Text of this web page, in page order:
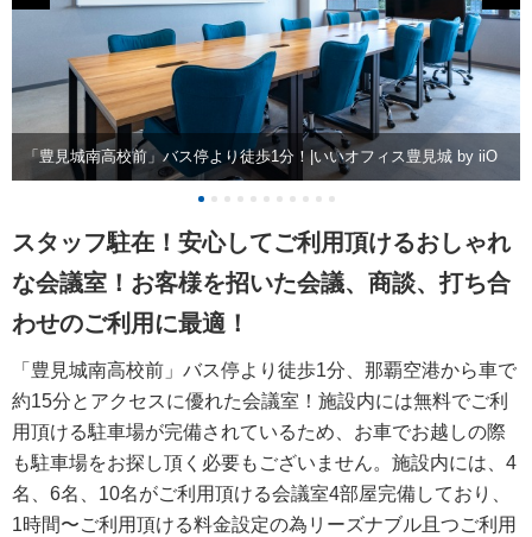
「豊見城南高校前」バス停より徒歩1分！|いいオフィス豊見城 by iiO
スタッフ駐在！安心してご利用頂けるおしゃれ
な会議室！お客様を招いた会議、商談、打ち合
わせのご利用に最適！
「豊見城南高校前」バス停より徒歩1分、那覇空港から車で
約15分とアクセスに優れた会議室！施設内には無料でご利
用頂ける駐車場が完備されているため、お車でお越しの際
も駐車場をお探し頂く必要もございません。施設内には、4
名、6名、10名がご利用頂ける会議室4部屋完備しており、
1時間〜ご利用頂ける料金設定の為リーズナブル且つご利用